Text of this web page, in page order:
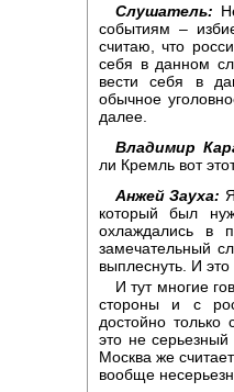
Слушатель:
событиям –
считаю, что
себя в данном
вести себя в
обычное
далее.
Владимир
ли Кремль вот
Анжей Зауха:
который был
охлаждались в
замечательный
выплеснуть. И
И тут многие
стороны и с
достойно
это не
Москва же
вообще